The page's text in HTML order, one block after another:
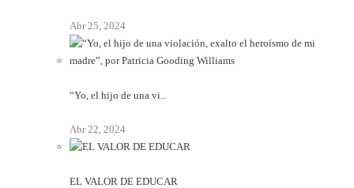
Abr 25, 2024
“Yo, el hijo de una vi..
Abr 22, 2024
EL VALOR DE EDUCAR